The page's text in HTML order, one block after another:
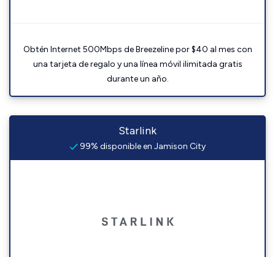
Obtén Internet 500Mbps de Breezeline por $40 al mes con
una tarjeta de regalo y una línea móvil ilimitada gratis
durante un año.
Starlink
99% disponible en Jamison City